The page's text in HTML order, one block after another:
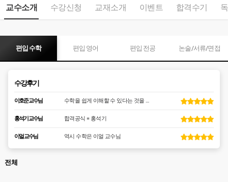
교수소개 수강신청 교재소개 이벤트 합격수기
2 /0
편입 수학 편입 영어 편입 전공 논술/서류/면접
수강후기
홍석기 교수님 합격공식 = 홍석기
서영주 교수님 역시 한양대 교수님 이시라 엄청 잘 가르킵니다. 꼼꼼합니다. 모르는거 있...
경주현 교수님
이호준 교수님 수학을 쉽게 이해할 수 있다는 것을 알게 해주는 최고의 교수님!!
홍석기 교수님 합격공식 = 홍석기
이얼 교수님 역시 수학은 이얼 교수님
전체